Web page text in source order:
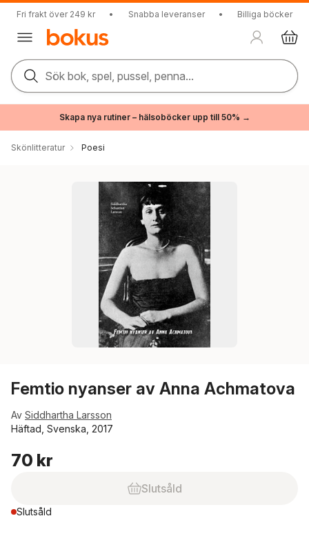
Fri frakt över 249 kr • Snabba leveranser • Billiga böcker
Sök bok, spel, pussel, penna...
Skapa nya rutiner – hälsoböcker upp till 50% →
Skönlitteratur Poesi
Femtio nyanser av Anna Achmatova
Av Siddhartha Larsson
Häftad, Svenska, 2017
70 kr
Slutsåld
Slutsåld